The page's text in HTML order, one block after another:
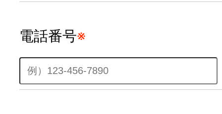
電話番号※